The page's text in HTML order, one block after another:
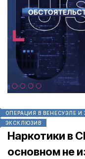
ОПЕРАЦИЯ В ВЕНЕСУЭЛЕ И
ЭКСКЛЮЗИВ
Наркотики в
основном не